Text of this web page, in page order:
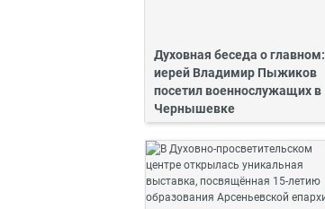
Духовная беседа о главном:
иерей Владимир Пыжиков
посетил военнослужащих в
Чернышевке